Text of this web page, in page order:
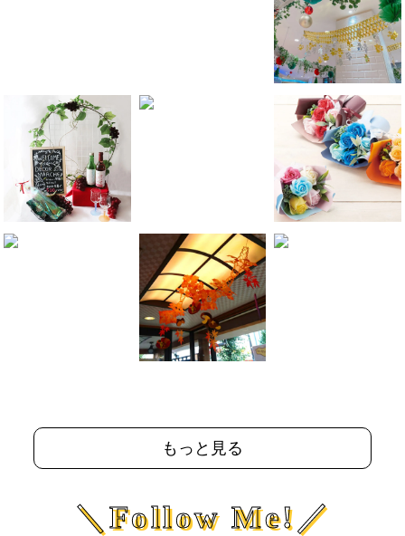
もっと見る
＼Follow Me!／